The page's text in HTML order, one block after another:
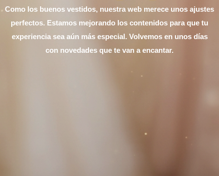
Como los buenos vestidos, nuestra web merece unos ajustes
perfectos. Estamos mejorando los contenidos para que tu
experiencia sea aún más especial. Volvemos en unos días
con novedades que te van a encantar.